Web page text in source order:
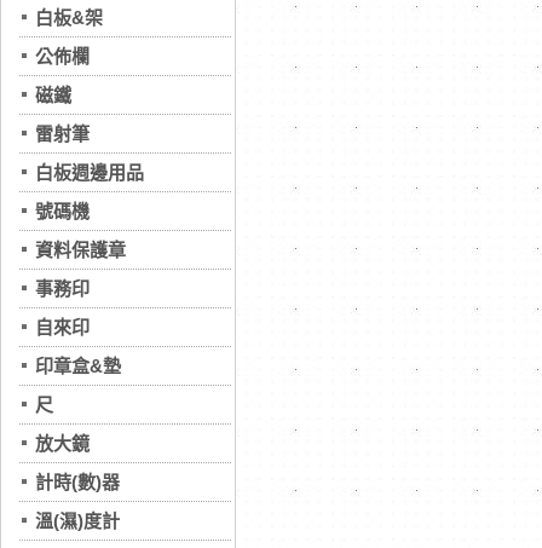
白板&架
公佈欄
磁鐵
雷射筆
白板週邊用品
號碼機
資料保護章
事務印
自來印
印章盒&墊
尺
放大鏡
計時(數)器
溫(濕)度計